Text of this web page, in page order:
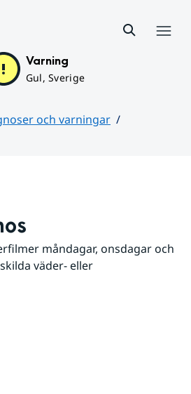
Varning
Gul, Sverige
och varningar
måndagar, onsdagar och
väder- eller